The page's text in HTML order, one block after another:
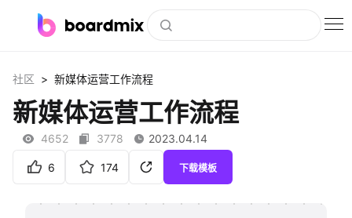
社区资源
下载
社区 > 新媒体运营工作流程
新媒体运营工作流程
4652 3778 2023.04.14
6 174 下载模板